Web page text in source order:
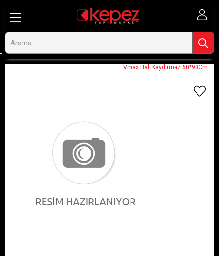
Vmax Halı Kaydırmaz 60*90Cm